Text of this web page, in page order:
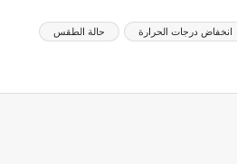
انخفاض درجات الحرارة
حالة الطقس